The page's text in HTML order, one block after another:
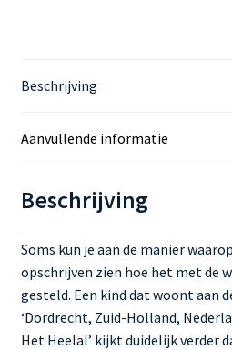
Beschrijving
Aanvullende informatie
Beschrijving
Soms kun je aan de manier
opschrijven zien hoe het met de
gesteld. Een kind dat woont aan
‘Dordrecht, Zuid-Holland,
Het Heelal’ kijkt duidelijk verder